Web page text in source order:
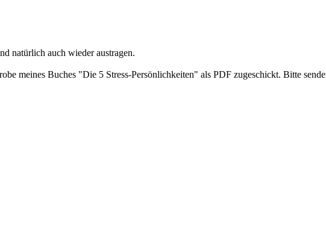
natürlich auch wieder austragen.
meines Buches "Die 5 Stress-Persönlichkeiten" als PDF zugeschickt. Bitte